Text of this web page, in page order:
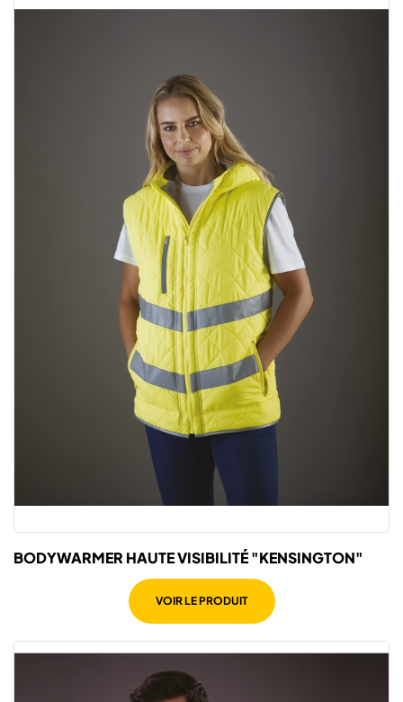
BODYWARMER HAUTE VISIBILITÉ "KENSINGTON"
VOIR LE PRODUIT